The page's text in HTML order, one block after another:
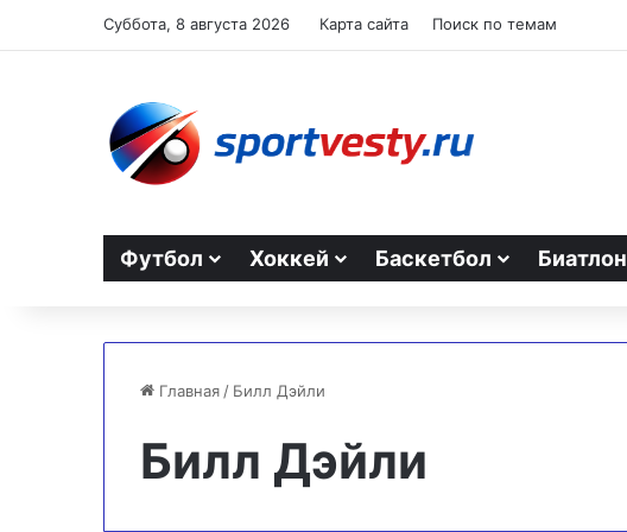
Суббота, 8 августа 2026 Карта сайта Поиск по темам
Футбол Хоккей Баскетбол Биатлон
Главная / Билл Дэйли
Билл Дэйли
Тарасова
о